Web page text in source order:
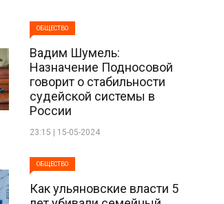
ОБЩЕСТВО
Вадим Шумель:
Назначение Подносовой
говорит о стабильности
судейской системы в
России
23:15 | 15-05-2024
ОБЩЕСТВО
Как ульяновские власти 5